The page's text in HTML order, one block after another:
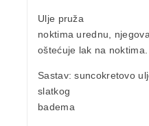
Ulje pruža
noktima urednu,
oštećuje lak na noktima.
Sastav: suncokretovo
slatkog
badema